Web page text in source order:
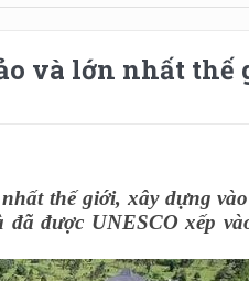
và lớn nhất thế
thế giới, xây dựng
được UNESCO xếp